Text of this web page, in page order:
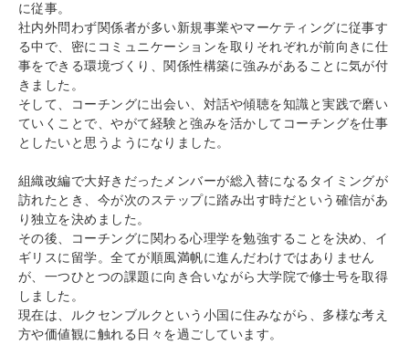
に従事。
社内外問わず関係者が多い新規事業やマーケティングに従事す
る中で、密にコミュニケーションを取りそれぞれが前向きに仕
事をできる環境づくり、関係性構築に強みがあることに気が付
きました。
そして、コーチングに出会い、対話や傾聴を知識と実践で磨い
ていくことで、やがて経験と強みを活かしてコーチングを仕事
としたいと思うようになりました。
組織改編で大好きだったメンバーが総入替になるタイミングが
訪れたとき、今が次のステップに踏み出す時だという確信があ
り独立を決めました。
その後、コーチングに関わる心理学を勉強することを決め、イ
ギリスに留学。全てが順風満帆に進んだわけではありません
が、一つひとつの課題に向き合いながら大学院で修士号を取得
しました。
現在は、ルクセンブルクという小国に住みながら、多様な考え
方や価値観に触れる日々を過ごしています。